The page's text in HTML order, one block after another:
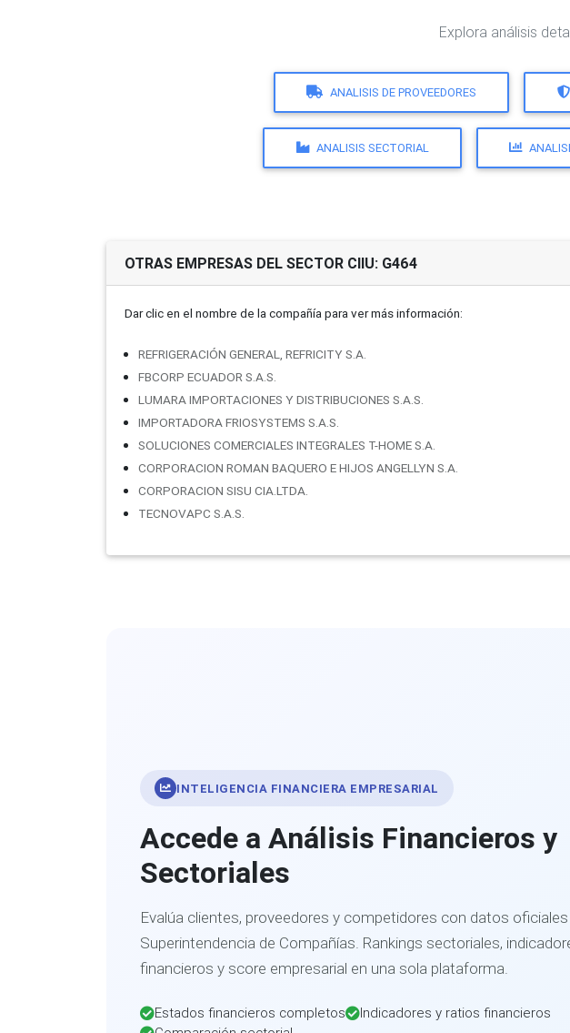
Explora análisis
ANALISIS DE PROVEEDORES
ANALISIS SECTORIAL
OTRAS EMPRESAS DEL SECTOR CIIU: G464
Dar clic en el nombre de la compañí­a para ver más información:
REFRIGERACIÓN GENERAL, REFRICITY S.A.
FBCORP ECUADOR S.A.S.
LUMARA IMPORTACIONES Y DISTRIBUCIONES S.A.S.
IMPORTADORA FRIOSYSTEMS S.A.S.
SOLUCIONES COMERCIALES INTEGRALES T-HOME S.A.
CORPORACION ROMAN BAQUERO E HIJOS ANGELLYN S.A.
CORPORACION SISU CIA.LTDA.
TECNOVAPC S.A.S.
INTELIGENCIA FINANCIERA EMPRESARIAL
Accede a Análisis Financieros y
Sectoriales
Evalúa clientes, proveedores y competidores con datos oficiales
Superintendencia de Compañías. Rankings sectoriales,
financieros y score empresarial en una sola plataforma.
Estados financieros completos
Indicadores y ratios financieros